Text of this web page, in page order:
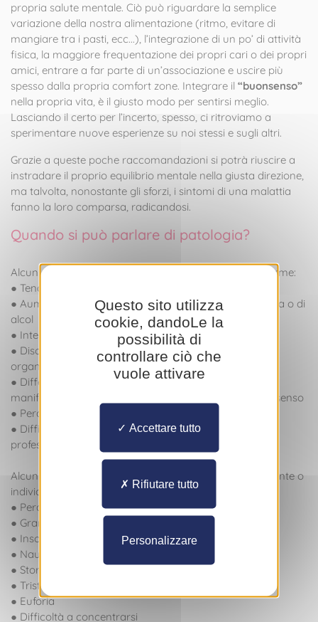
propria salute mentale. Ciò può riguardare la semplice
variazione della nostra alimentazione (ritmo, evitare di
mangiare tra i pasti, ecc...), l’integrazione di un po’ di attività
fisica, la maggiore frequentazione dei propri cari o dei propri
amici, entrare a far parte di un’associazione e uscire più
spesso dalla propria comfort zone. Integrare il “buonsenso”
nella propria vita, è il giusto modo per sentirsi meglio.
Lasciando il certo per l’incerto, spesso, ci ritroviamo a
sperimentare nuove esperienze su noi stessi e sugli altri.
Grazie a queste poche raccomandazioni si potrà riuscire a
instradare il proprio equilibrio mentale nella giusta direzione,
ma talvolta, nonostante gli sforzi, i sintomi di una malattia
fanno la loro comparsa, radicandosi.
Quando si può parlare di patologia?
Alcunisintomi
possono fungere da campanello di allarme:
● Tendenza all’isolamento
● Aumento del consumo o consumo improprio di droga o di
alcol
● Interruzione della cura
● Disorganizzazione, ossia una marcata difficoltà a
organizzarsi
● Differenza nel modo di esprimersi; la persona può
manifestare propositi strani o inabituali, oppure senza senso
● Perdita di memoria
● Difficoltà a rispettare i propri impegni familiari,
professionali e sociali
Alcuni dei sintomi che si possono avvertire personalmente o
individuare negli altri:
● Perdita di appetito
● Grande fatica o spossatezza
● Insonnia o ipersonnia
● Nausea
● Stordimento
● Tristezza
● Euforia
● Difficoltà a concentrarsi
Questo sito utilizza
cookie, dandoLe la
possibilità di
controllare ciò che
vuole attivare
Accettare tutto
Rifiutare tutto
Personalizzare